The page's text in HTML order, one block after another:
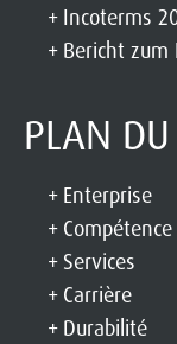
Incoterms
Bericht zum
PLAN DU
Enterprise
Services
Carrière
Durabilité